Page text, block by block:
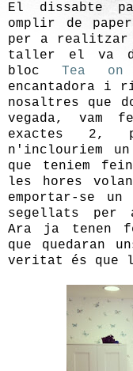
El dissabte
omplir de
per a realitzar
taller el va
bloc Tea on
encantadora i
nosaltres que
vegada, vam
exactes 2,
n'inclouriem
que teniem
les hores
emportar-se
segellats per
Ara ja tenen
que quedaran
veritat és que